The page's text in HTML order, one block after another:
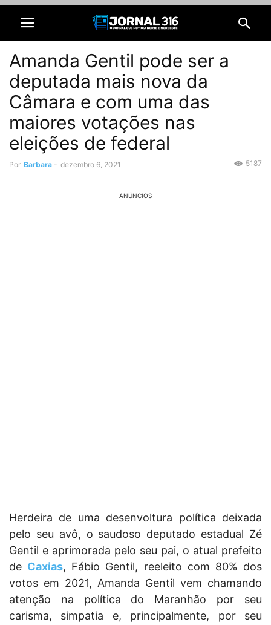
Amanda Gentil pode ser a
deputada mais nova da
Câmara e com uma das
maiores votações nas
eleições de federal
Por Barbara - dezembro 6, 2021 5187
ANÚNCIOS
Herdeira de uma desenvoltura política deixada
pelo seu avô, o saudoso deputado estadual Zé
Gentil e aprimorada pelo seu pai, o atual prefeito
de Caxias, Fábio Gentil, reeleito com 80% dos
votos em 2021, Amanda Gentil vem chamando
atenção na política do Maranhão por seu
carisma, simpatia e, principalmente, por seu